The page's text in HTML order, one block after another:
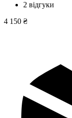
2 відгуки
4 150 ₴